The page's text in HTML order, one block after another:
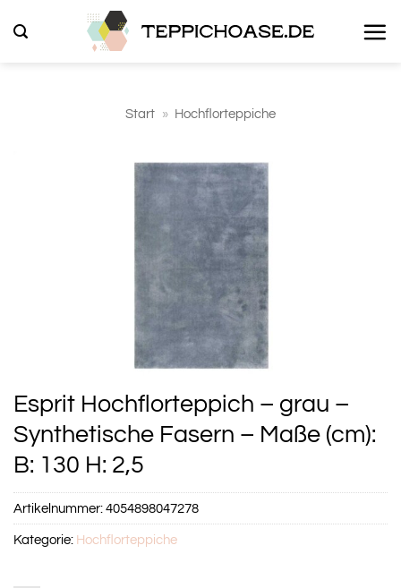
Inhalt
Start » Hochflorteppiche
Esprit Hochflorteppich – grau –
Synthetische Fasern – Maße (cm):
B: 130 H: 2,5
Artikelnummer:4054898047278
Kategorie: Hochflorteppiche